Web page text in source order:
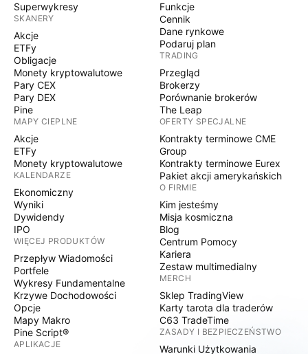
Superwykresy
SKANERY
Akcje
ETFy
Obligacje
Monety kryptowalutowe
Pary CEX
Pary DEX
Pine
MAPY CIEPLNE
Akcje
ETFy
Monety kryptowalutowe
KALENDARZE
Ekonomiczny
Wyniki
Dywidendy
IPO
WIĘCEJ PRODUKTÓW
Przepływ Wiadomości
Portfele
Wykresy Fundamentalne
Krzywe Dochodowości
Opcje
Mapy Makro
Pine Script®
APLIKACJE
Funkcje
Cennik
Dane rynkowe
Podaruj plan
TRADING
Przegląd
Brokerzy
Porównanie brokerów
The Leap
OFERTY SPECJALNE
Kontrakty terminowe CME
Group
Kontrakty terminowe Eurex
Pakiet akcji amerykańskich
O FIRMIE
Kim jesteśmy
Misja kosmiczna
Blog
Centrum Pomocy
Kariera
Zestaw multimedialny
MERCH
Sklep TradingView
Karty tarota dla traderów
C63 TradeTime
ZASADY I BEZPIECZEŃSTWO
Warunki Użytkowania